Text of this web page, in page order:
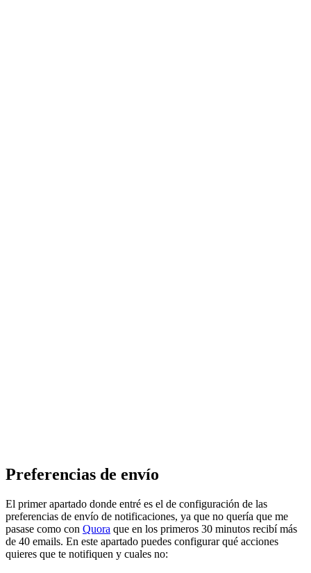
Preferencias de envío
El primer apartado donde entré es el de configuración de las
preferencias de envío de notificaciones, ya que no quería que me
pasase como con Quora que en los primeros 30 minutos recibí más
de 40 emails. En este apartado puedes configurar qué acciones
quieres que te notifiquen y cuales no: